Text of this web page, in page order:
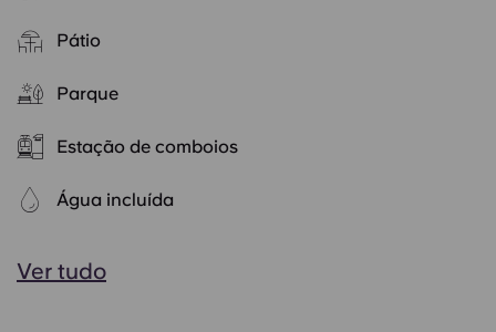
Pátio
Parque
Estação de comboios
Água incluída
Ver tudo